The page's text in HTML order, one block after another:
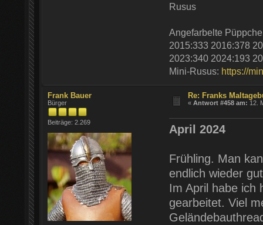
Rusus
Angefarbelte
2015:333 2016:378
2023:340 2024:193
Mini-Rusus: https://
Frank Bauer
Bürger
Beiträge: 2.269
Re: Franks
«Antwort #458 am: 12.
April 2024
Frühling. Man
endlich wieder
Im April habe ich
gearbeitet. Viel